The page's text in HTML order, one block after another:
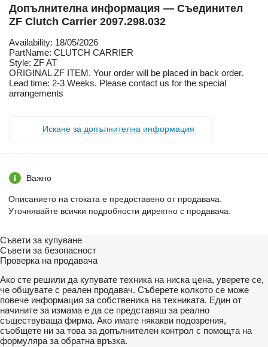
Допълнителна информация — Съединител
ZF Clutch Carrier 2097.298.032
Availability: 18/05/2026
PartName: CLUTCH CARRIER
Style: ZF AT
ORIGINAL ZF ITEM. Your order will be placed in back order.
Lead time: 2-3 Weeks. Please contact us for the special
arrangements
Искане за допълнителна информация
Важно
Описанието на стоката е предоставено от продавача.
Уточнявайте всички подробности директно с продавача.
Съвети за купуване
Съвети за безопасност
Проверка на продавача
Ако сте решили да купувате техника на ниска цена, уверете се,
че общувате с реален продавач. Съберете колкото се може
повече информация за собственика на техниката. Един от
начините за измама е да се представяш за реално
съществуваща фирма. Ако имате някакви подозрения,
съобщете ни за това за допълнителен контрол с помощта на
формуляра за обратна връзка.